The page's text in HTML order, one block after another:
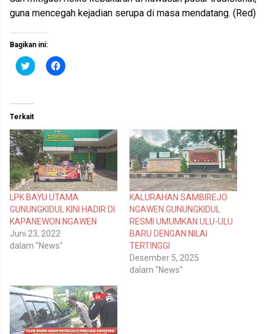
guna mencegah kejadian serupa di masa mendatang. (Red)
Bagikan ini:
K
l
n
t
u
k
b
e
r
b
a
g
i
p
a
d
a
T
w
i
t
M
e
m
b
u
k
a
K
l
k
m
e
m
b
a
g
i
k
a
d
c
k
(
M
e
m
b
u
Terkait
LPK BAYU UTAMA
GUNUNGKIDUL KINI HADIR DI
KAPANEWON NGAWEN
Juni 23, 2022
dalam "News"
KALURAHAN SAMBIREJO
NGAWEN GUNUNGKIDUL
RESMI UMUMKAN ULU-ULU
BARU DENGAN NILAI
TERTINGGI
Desember 5, 2025
dalam "News"